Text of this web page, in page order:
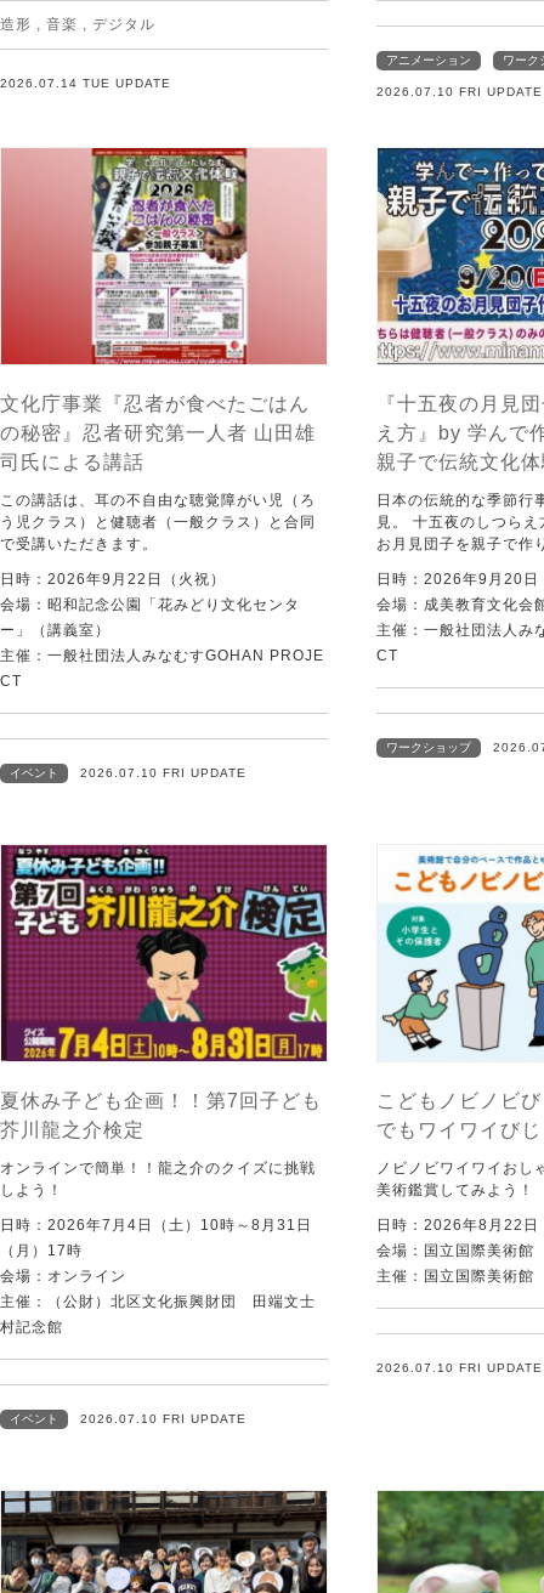
造形 , 音楽 , デジタル
2026.07.14 TUE UPDATE
アニメーション ワーク
2026.07.10 FRI UPDATE
文化庁事業『忍者が食べたごはん
の秘密』忍者研究第一人者 山田雄
司氏による講話
この講話は、耳の不自由な聴覚障がい児（ろ
う児クラス）と健聴者（一般クラス）と合同
で受講いただきます。
日時：2026年9月22日（火祝）
会場：昭和記念公園「花みどり文化センタ
ー」（講義室）
主催：一般社団法人みなむすGOHAN PROJE
CT
イベント 2026.07.10 FRI UPDATE
『十五夜の月見
え方』by 学んで
親子で伝統文化
日本の伝統的な季節行
見。 十五夜のしつら
お月見団子を親子で作
日時：2026年9月20日
会場：成美教育文化会
主催：一般社団法人み
CT
ワークショップ
夏休み子ども企画！！第7回子ども
芥川龍之介検定
オンラインで簡単！！龍之介のクイズに挑戦
しよう！
日時：2026年7月4日（土）10時～8月31日
（月）17時
会場：オンライン
主催：（公財）北区文化振興財団 田端文士
村記念館
イベント 2026.07.10 FRI UPDATE
こどもノビノビ
でもワイワイび
ノビノビワイワイおし
美術鑑賞してみよう！
日時：2026年8月22日
会場：国立国際美術
主催：国立国際美術館
2026.07.10 FRI UPDATE